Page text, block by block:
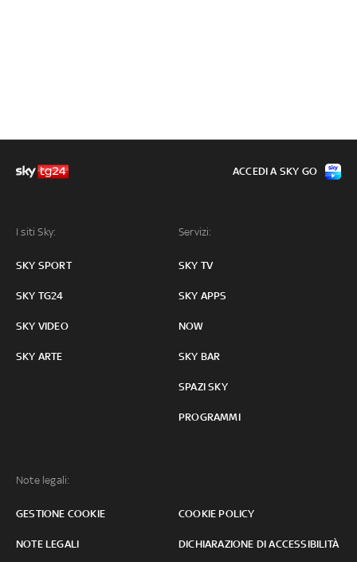
I siti Sky:
SKY SPORT
SKY TG24
SKY VIDEO
SKY ARTE
Servizi:
SKY TV
SKY APPS
NOW
SKY BAR
SPAZI SKY
PROGRAMMI
Note legali:
GESTIONE COOKIE COOKIE POLICY
NOTE LEGALI DICHIARAZIONE DI ACCESSIBILITÀ
ACCEDI A SKY GO